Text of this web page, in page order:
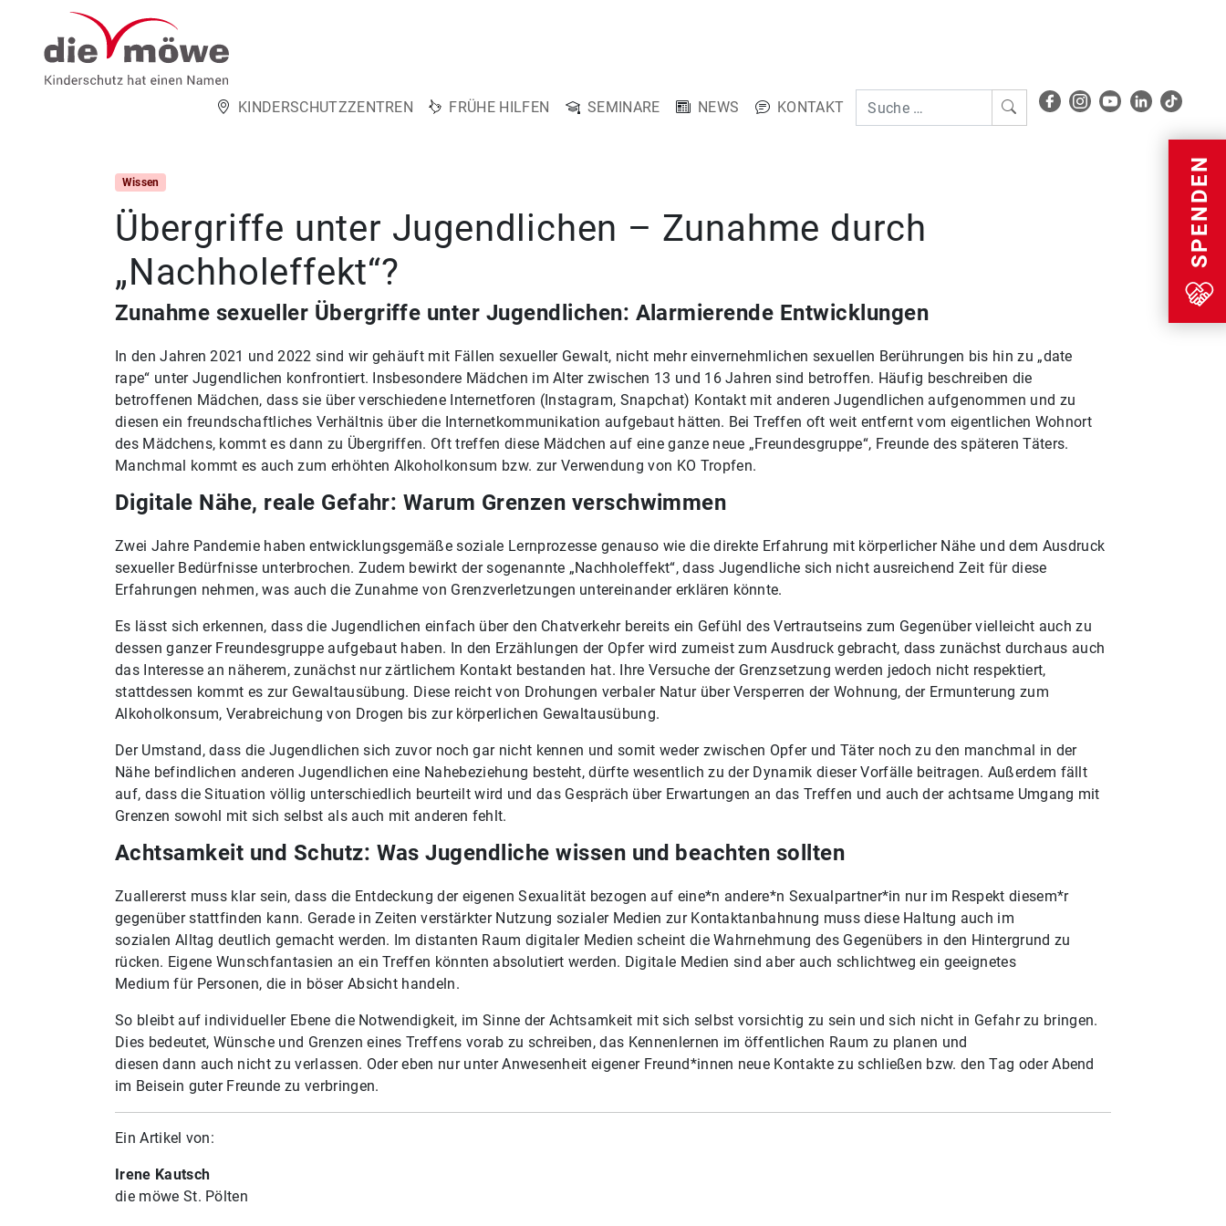
Weiter zum Inhalt
KINDERSCHUTZZENTREN FRÜHE HILFEN SEMINARE NEWS
KONTAKT
Menu
SPENDEN
Wissen
Übergriffe unter Jugendlichen – Zunahme durch
„Nachholeffekt“?
Zunahme sexueller Übergriffe unter Jugendlichen: Alarmierende Entwicklungen
In den Jahren 2021 und 2022 sind wir gehäuft mit Fällen sexueller Gewalt, nicht mehr einvernehmlichen sexuellen Berührungen bis hin zu „date
rape“ unter Jugendlichen konfrontiert. Insbesondere Mädchen im Alter zwischen 13 und 16 Jahren sind betroffen. Häufig beschreiben die
betroffenen Mädchen, dass sie über verschiedene Internetforen (Instagram, Snapchat) Kontakt mit anderen Jugendlichen aufgenommen und zu
diesen ein freundschaftliches Verhältnis über die Internetkommunikation aufgebaut hätten. Bei Treffen oft weit entfernt vom eigentlichen Wohnort
des Mädchens, kommt es dann zu Übergriffen. Oft treffen diese Mädchen auf eine ganze neue „Freundesgruppe“, Freunde des späteren Täters.
Manchmal kommt es auch zum erhöhten Alkoholkonsum bzw. zur Verwendung von KO Tropfen.
Digitale Nähe, reale Gefahr: Warum Grenzen verschwimmen
Zwei Jahre Pandemie haben entwicklungsgemäße soziale Lernprozesse genauso wie die direkte Erfahrung mit körperlicher Nähe und dem Ausdruck
sexueller Bedürfnisse unterbrochen. Zudem bewirkt der sogenannte „Nachholeffekt“, dass Jugendliche sich nicht ausreichend Zeit für diese
Erfahrungen nehmen, was auch die Zunahme von Grenzverletzungen untereinander erklären könnte.
Es lässt sich erkennen, dass die Jugendlichen einfach über den Chatverkehr bereits ein Gefühl des Vertrautseins zum Gegenüber vielleicht auch zu
dessen ganzer Freundesgruppe aufgebaut haben. In den Erzählungen der Opfer wird zumeist zum Ausdruck gebracht, dass zunächst durchaus auch
das Interesse an näherem, zunächst nur zärtlichem Kontakt bestanden hat. Ihre Versuche der Grenzsetzung werden jedoch nicht respektiert,
stattdessen kommt es zur Gewaltausübung. Diese reicht von Drohungen verbaler Natur über Versperren der Wohnung, der Ermunterung zum
Alkoholkonsum, Verabreichung von Drogen bis zur körperlichen Gewaltausübung.
Der Umstand, dass die Jugendlichen sich zuvor noch gar nicht kennen und somit weder zwischen Opfer und Täter noch zu den manchmal in der
Nähe befindlichen anderen Jugendlichen eine Nahebeziehung besteht, dürfte wesentlich zu der Dynamik dieser Vorfälle beitragen. Außerdem fällt
auf, dass die Situation völlig unterschiedlich beurteilt wird und das Gespräch über Erwartungen an das Treffen und auch der achtsame Umgang mit
Grenzen sowohl mit sich selbst als auch mit anderen fehlt.
Achtsamkeit und Schutz: Was Jugendliche wissen und beachten sollten
Zuallererst muss klar sein, dass die Entdeckung der eigenen Sexualität bezogen auf eine*n andere*n Sexualpartner*in nur im Respekt diesem*r
gegenüber stattfinden kann. Gerade in Zeiten verstärkter Nutzung sozialer Medien zur Kontaktanbahnung muss diese Haltung auch im
sozialen Alltag deutlich gemacht werden. Im distanten Raum digitaler Medien scheint die Wahrnehmung des Gegenübers in den Hintergrund zu
rücken. Eigene Wunschfantasien an ein Treffen könnten absolutiert werden. Digitale Medien sind aber auch schlichtweg ein geeignetes
Medium für Personen, die in böser Absicht handeln.
So bleibt auf individueller Ebene die Notwendigkeit, im Sinne der Achtsamkeit mit sich selbst vorsichtig zu sein und sich nicht in Gefahr zu bringen.
Dies bedeutet, Wünsche und Grenzen eines Treffens vorab zu schreiben, das Kennenlernen im öffentlichen Raum zu planen und
diesen dann auch nicht zu verlassen. Oder eben nur unter Anwesenheit eigener Freund*innen neue Kontakte zu schließen bzw. den Tag oder Abend
im Beisein guter Freunde zu verbringen.
Ein Artikel von:
Irene Kautsch
die möwe St. Pölten